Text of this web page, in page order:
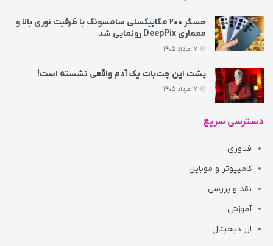
حسگر ۲۰۰ مگاپیکسلی سامسونگ با ظرفیت نوری بالا و
معماری DeepPix رونمایی شد
پشت این چت‌بات یک آدم واقعی نشسته است!
دسترسی سریع
فناوری
کامپیوتر و موبایل
نقد و بررسی
آموزش
ارز دیجیتال